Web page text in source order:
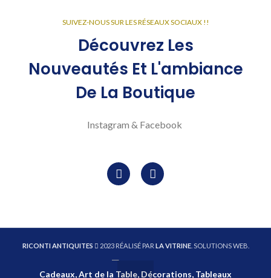
Cadeaux, Art de la Table, Décorations, Tableaux
SUIVEZ-NOUS SUR LES RÉSEAUX SOCIAUX !!
Découvrez Les
Nouveautés Et L'ambiance
De La Boutique
Instagram & Facebook
RICONTI ANTIQUITES 2023 RÉALISÉ PAR LA VITRINE. SOLUTIONS WEB.